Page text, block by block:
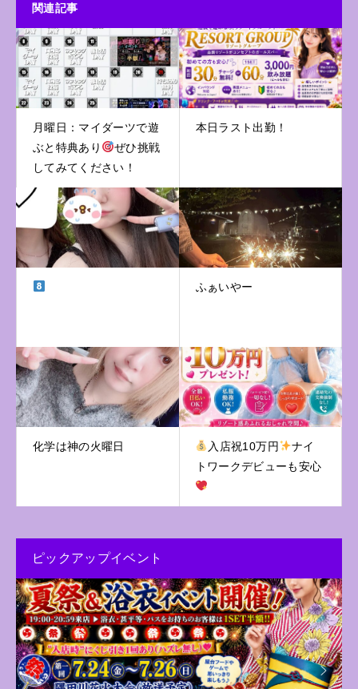
関連記事
月曜日：マイダーツで遊
ぶと特典あり
ぜひ挑戦
してみてください！
本日ラスト出勤！
ふぁいやー
化学は神の火曜日 入店祝10万円
ナイ
トワークデビューも安心
ピックアップイベント